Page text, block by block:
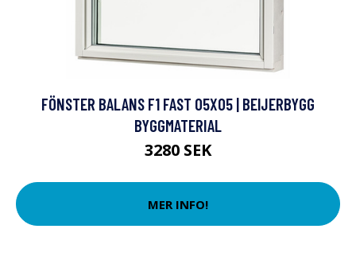
FÖNSTER BALANS F1 FAST 05X05 | BEIJERBYGG
BYGGMATERIAL
3280 SEK
MER INFO!